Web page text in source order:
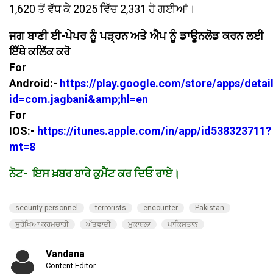
1,620 ਤੋਂ ਵੱਧ ਕੇ 2025 ਵਿੱਚ 2,331 ਹੋ ਗਈਆਂ।
ਜਗ ਬਾਣੀ ਈ-ਪੇਪਰ ਨੂੰ ਪੜ੍ਹਨ ਅਤੇ ਐਪ ਨੂੰ ਡਾਊਨਲੋਡ ਕਰਨ ਲਈ
ਇੱਥੇ ਕਲਿੱਕ ਕਰੋ
For
Android:- https://play.google.com/store/apps/
id=com.jagbani&amp;hl=en
For
IOS:- https://itunes.apple.com/in/app/id538323711?
mt=8
ਨੋਟ- ਇਸ ਖ਼ਬਰ ਬਾਰੇ ਕੁਮੈਂਟ ਕਰ ਦਿਓ ਰਾਏ।
security personnel terrorists encounter
Pakistan
ਸੁਰੱਖਿਆ ਕਰਮਚਾਰੀ
ਅੱਤਵਾਦੀ ਮੁਕਾਬਲਾ ਪਾਕਿਸਤਾਨ
Vandana
Content Editor